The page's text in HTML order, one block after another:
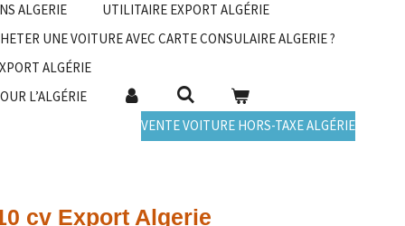
ALGERIE
UTILITAIRE EXPORT ALGÉRIE
UNE VOITURE AVEC CARTE CONSULAIRE ALGERIE ?
ALGÉRIE
L’ALGÉRIE
VENTE VOITURE HORS-TAXE ALGÉRIE
cv Export Algerie